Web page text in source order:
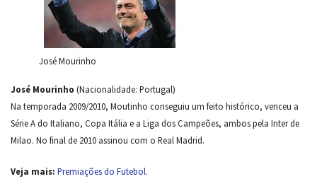
José Mourinho
José Mourinho (Nacionalidade: Portugal)
Na temporada 2009/2010, Moutinho conseguiu um feito histórico, venceu a
Série A do Italiano, Copa Itália e a Liga dos Campeões, ambos pela Inter de
Milao. No final de 2010 assinou com o Real Madrid.
Veja mais: Premiações do Futebol.